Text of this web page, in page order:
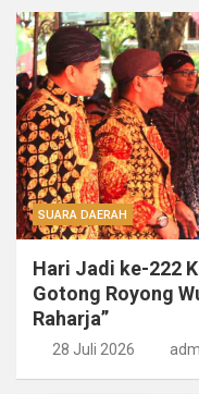
SUARA DAERAH
Hari Jadi ke-222
Gotong Royong
Raharja”
28 Juli 2026